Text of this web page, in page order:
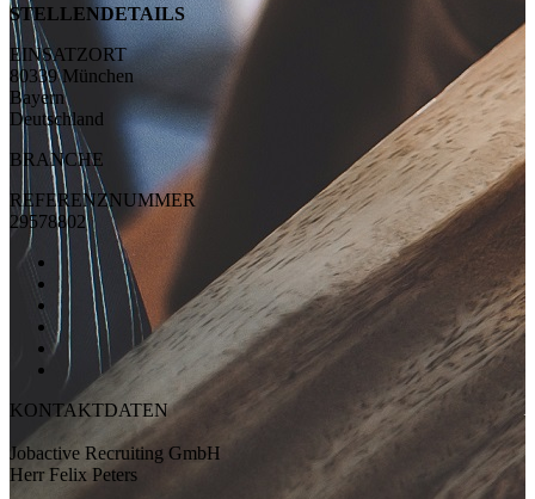
STELLENDETAILS
EINSATZORT
80339 München
Bayern
Deutschland
BRANCHE
REFERENZNUMMER
29578802
KONTAKTDATEN
Jobactive Recruiting GmbH
Herr Felix Peters